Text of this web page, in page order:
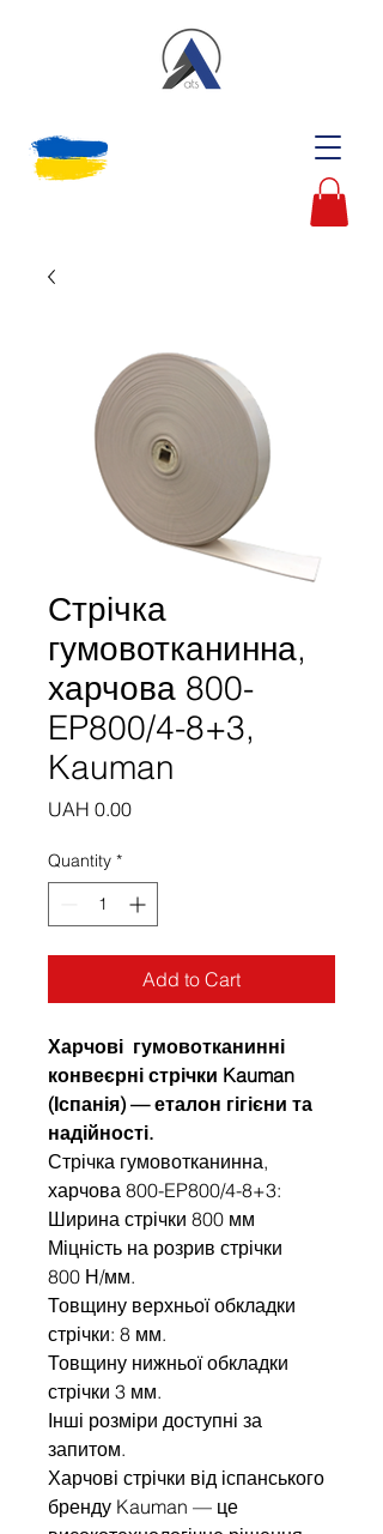
Стрічка
гумовотканинна,
харчова 800-
EP800/4-8+3,
Kauman
UAH 0.00Price
Quantity *
Add to Cart
Харчові гумовотканинні
конвеєрні стрічки Kauman
(Іспанія) — еталон гігієни та
надійності.
Стрічка гумовотканинна,
харчова 800-EP800/4-8+3:
Ширина стрічки 800 мм
Міцність на розрив стрічки
800 Н/мм.
Товщину верхньої обкладки
стрічки: 8 мм.
Товщину нижньої обкладки
стрічки 3 мм.
Інші розміри доступні за
запитом.
Харчові стрічки від іспанського
бренду Kauman — це